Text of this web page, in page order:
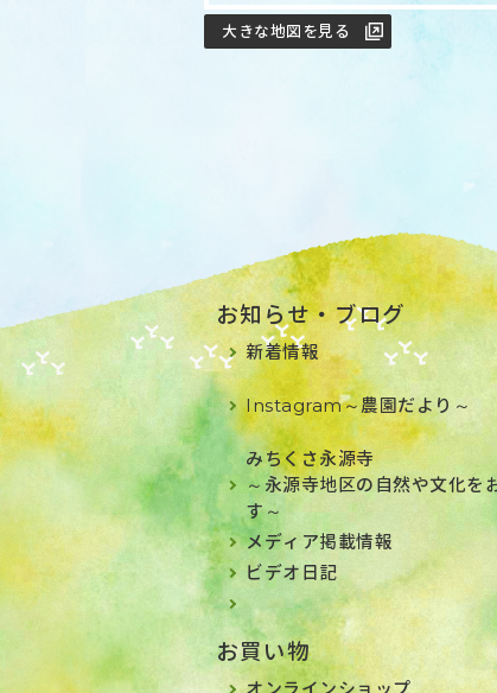
大きな地図を見る
お知らせ・ブログ
新着情報
Instagram～農園だより～
みちくさ永源寺
～永源寺地区の自然や文化を
す～
メディア掲載情報
ビデオ日記
お買い物